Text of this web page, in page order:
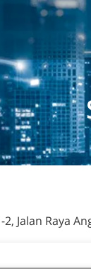
Jalan Raya